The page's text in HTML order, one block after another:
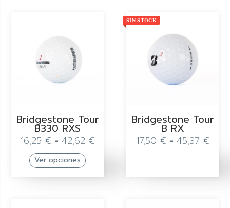
Bridgestone Tour
B330 RXS
16,25 € - 42,62 €
Ver opciones
SIN STOCK
Bridgestone Tour
B RX
17,50 € - 45,37 €